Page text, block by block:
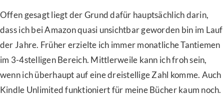
Offen gesagt liegt der Grund dafür hauptsächlich darin,
dass ich bei Amazon quasi unsichtbar geworden bin im Lauf
der Jahre. Früher erzielte ich immer monatliche Tantiemen
im 3-4stelligen Bereich. Mittlerweile kann ich froh sein,
wenn ich überhaupt auf eine dreistellige Zahl komme. Auch
Kindle Unlimited funktioniert für meine Bücher kaum noch.